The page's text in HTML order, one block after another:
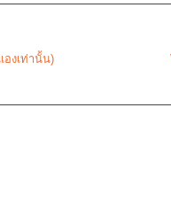
องเท่านั้น)